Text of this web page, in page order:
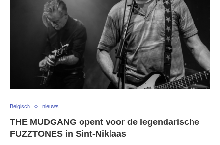
Belgisch nieuws
THE MUDGANG opent voor de legendarische
FUZZTONES in Sint-Niklaas